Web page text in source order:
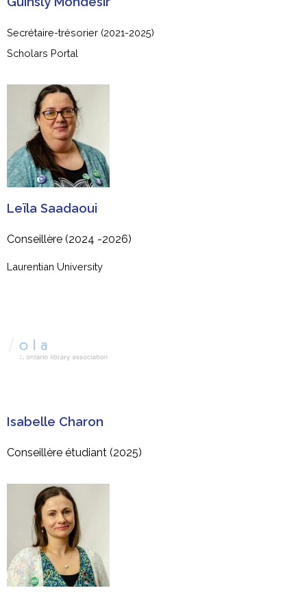
Secrétaire-trésorier (2021-2025)
Scholars Portal
Leïla Saadaoui
Conseillère (2024 -2026)
Laurentian University
Isabelle Charon
Conseillère étudiant (2025)